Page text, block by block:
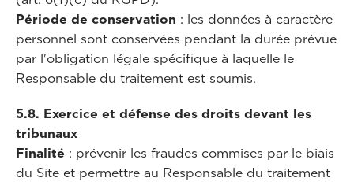
Période de conservation : les données à caractère
personnel sont conservées pendant la durée prévue
par l'obligation légale spécifique à laquelle le
Responsable du traitement est soumis.
5.8. Exercice et défense des droits devant les
tribunaux
Finalité : prévenir les fraudes commises par le biais
du Site et permettre au Responsable du traitement